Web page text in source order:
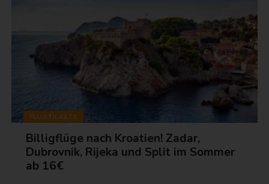
FLUGTICKETS
Billigflüge nach Kroatien! Zadar,
Dubrovnik, Rijeka und Split im Sommer
ab 16€